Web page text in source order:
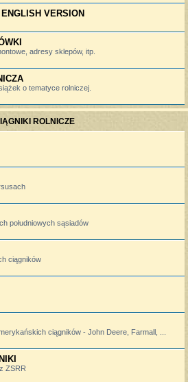
VERSION
adresy sklepów, itp.
o tematyce rolniczej.
ROLNICZE
południowych sąsiadów
ciągników
ciągników - John Deere, Farmall, ...
ZSRR